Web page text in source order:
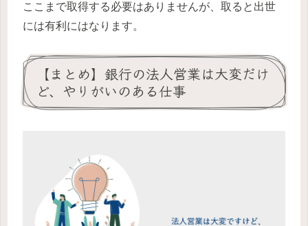
ここまで取得する必要はありませんが、取ると出世
には有利にはなります。
【まとめ】銀行の法人営業は大変だけ
ど、やりがいのある仕事